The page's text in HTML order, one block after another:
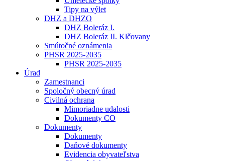
Tipy na výlet
DHZ a DHZO
DHZ Boleráz I.
DHZ Boleráz II. Klčovany
Smútočné oznámenia
PHSR 2025-2035
PHSR 2025-2035
Úrad
Zamestnanci
Spoločný obecný úrad
Civilná ochrana
Mimoriadne udalosti
Dokumenty CO
Dokumenty
Dokumenty
Daňové dokumenty
Evidencia obyvateľstva